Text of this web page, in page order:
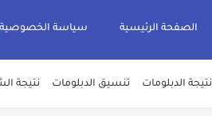
الصفحة الرئيسية سياسة الخصوصية
نتيجة الدبلومات تنسيق الدبلومات نتيجة